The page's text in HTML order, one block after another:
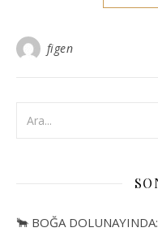
figen
🐂 BOĞA